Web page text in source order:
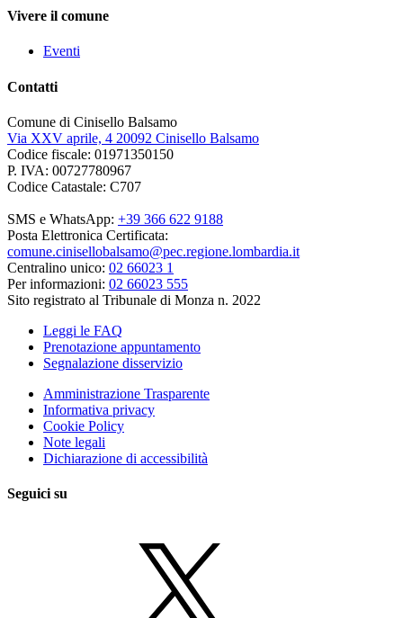
Vivere il comune
Eventi
Contatti
Comune di Cinisello Balsamo
Via XXV aprile, 4 20092 Cinisello Balsamo
Codice fiscale: 01971350150
P. IVA: 00727780967
Codice Catastale: C707
SMS e WhatsApp: +39 366 622 9188
Posta Elettronica Certificata:
comune.cinisellobalsamo@pec.regione.lombardia.it
Centralino unico: 02 66023 1
Per informazioni: 02 66023 555
Sito registrato al Tribunale di Monza n. 2022
Leggi le FAQ
Prenotazione appuntamento
Segnalazione disservizio
Amministrazione Trasparente
Informativa privacy
Cookie Policy
Note legali
Dichiarazione di accessibilità
Seguici su